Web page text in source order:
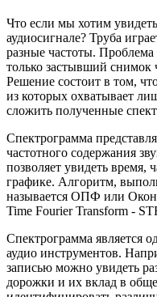
Что если мы хотим
аудиосигнале? Труба
разные частоты. Проблема
только застывший снимок
Решение состоит в том,
из которых охватывает
сложить полученные
Спектрограмма
частотного содержания
позволяет увидеть время,
графике. Алгоритм,
называется ОПФ или
Time Fourier Transform -
Спектрограмма является
аудио инструментов.
записью можно увидеть
дорожки и их вклад в